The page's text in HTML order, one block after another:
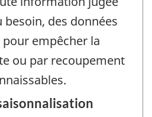
des données
empêcher la
ou par recoupement